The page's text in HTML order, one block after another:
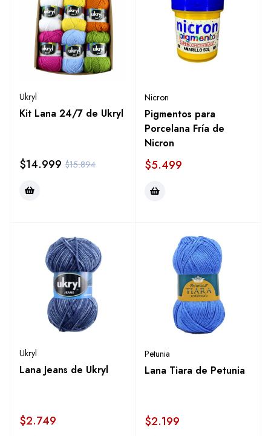
Ukryl
Kit Lana 24/7 de Ukryl
$15.894
$14.999
Nicron
Pigmentos para
Porcelana Fría de
Nicron
$5.499
Ukryl
Lana Jeans de Ukryl
$2.749
Petunia
Lana Tiara de Petunia
$2.199